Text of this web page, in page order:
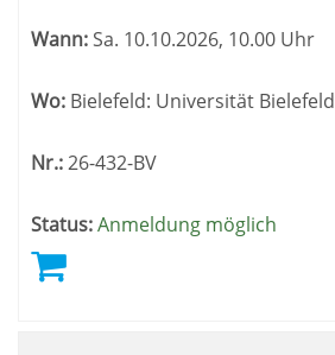
Wann:Sa. 10.10.2026, 10.00 Uhr
Wo: Bielefeld: Universität Bielefeld
Nr.:26-432-BV
Status:Anmeldung möglich